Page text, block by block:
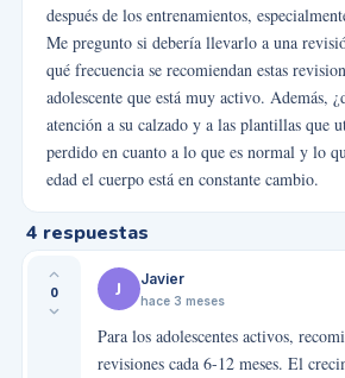
después de los entrenamientos,
Me pregunto si debería llevarlo a una
qué frecuencia se recomiendan estas
adolescente que está muy activo. Además,
atención a su calzado y a las plantillas que
perdido en cuanto a lo que es normal y lo
edad el cuerpo está en constante cambio.
4 respuestas
0 J Javier
hace 3 meses
Para los adolescentes activos,
revisiones cada 6-12 meses. El